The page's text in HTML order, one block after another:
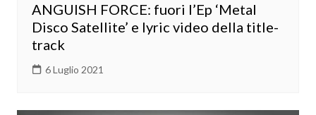
ANGUISH FORCE: fuori l’Ep ‘Metal
Disco Satellite’ e lyric video della title-
track
6 Luglio 2021